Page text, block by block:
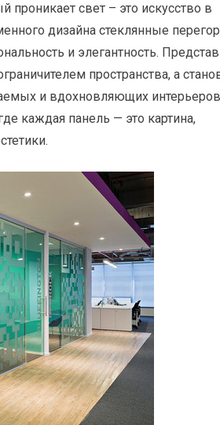
проникает свет – это искусство в
дизайна стеклянные
и элегантность.
пространства, а
и вдохновляющих
каждая панель — это картина,